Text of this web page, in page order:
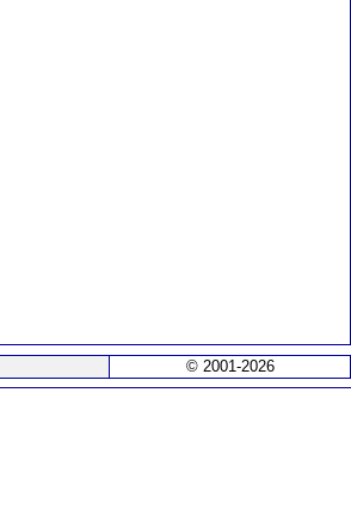
© 2001-2026